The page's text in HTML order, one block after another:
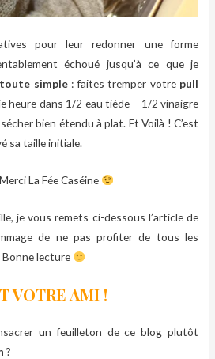
pour leur redonner une forme
échoué jusqu’à ce que je
simple: faites tremper votre pull
heure dans 1/2 eau tiède – 1/2 vinaigre
bien étendu à plat. Et Voilà ! C’est
sa taille initiale.
La Fée Caséine
je vous remets ci-dessous l’article de
de ne pas profiter de tous les
Bonne lecture
VOTRE AMI !
un feuilleton de ce blog plutôt
?